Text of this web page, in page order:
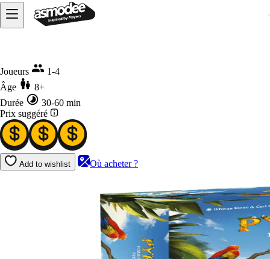
Joueurs
1-4
Âge
8+
Durée
30-60 min
Prix suggéré
Add to wishlist Où acheter ?